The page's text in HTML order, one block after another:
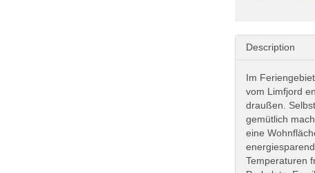
Description
Im
vom Limfjord
draußen.
gemütlich
eine
Temperaturen